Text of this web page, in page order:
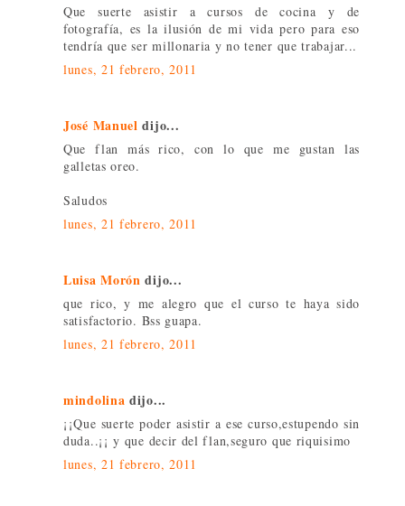
Que suerte asistir a cursos de cocina y de
fotografía, es la ilusión de mi vida pero para eso
tendría que ser millonaria y no tener que trabajar...
lunes, 21 febrero, 2011
José Manuel dijo...
Que flan más rico, con lo que me gustan las
galletas oreo.
Saludos
lunes, 21 febrero, 2011
Luisa Morón dijo...
que rico, y me alegro que el curso te haya sido
satisfactorio. Bss guapa.
lunes, 21 febrero, 2011
mindolina dijo...
¡¡Que suerte poder asistir a ese curso,estupendo sin
duda..¡¡ y que decir del flan,seguro que riquisimo
lunes, 21 febrero, 2011